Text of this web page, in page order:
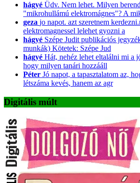
hágyé Üdv. Nem lehet. Milyen
"mikrohullámú elektromágnes"? A
geza jo napot. azt szeretnem
elektromagnessel lelehet gyozni a
hágyé Szépe Judit publikációs
munkák) Kötetek: Szépe Jud
hágyé Hát, nehéz lehet eltalálni mi a
hogy milyen tanári hozzááll
Péter Jó napot, a tapasztalatom az,
létszáma kevés, hanem az agr
Digitális múlt